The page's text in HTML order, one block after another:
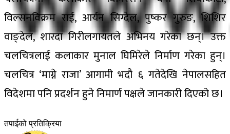
विल्सनविक्रम राई, आर्यन सिग्देल, पुष्कर गुरुङ, शिशिर
वाङ्देल, शारदा गिरीलगायतले अभिनय गरेका छन्। उक्त
चलचित्रलाई कलाकार मुनाल घिमिरेले निर्माण गरेका हुन्।
चलचित्र ‘माग्ने राजा’ आगामी भदौ ६ गतेदेखि नेपालसहित
विदेशमा पनि प्रदर्शन हुने निमार्ण पक्षले जानकारी दिएको छ।
तपाईको प्रतिक्रिया